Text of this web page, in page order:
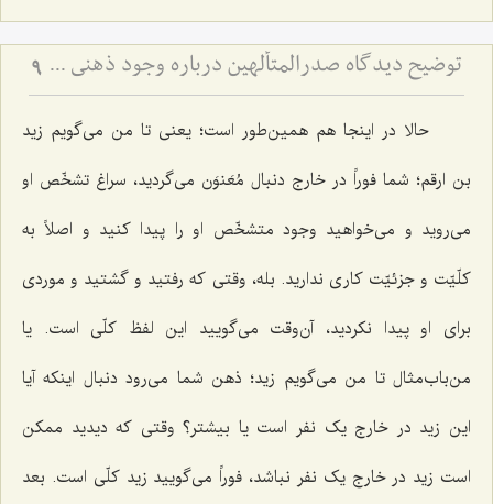
توضیح دیدگاه صدرالمتألهین درباره وجود ذهنی - نسبت حمل اولی ذاتی و حمل شایع در حل اشکال جزئی و کلی 9
حالا در اینجا هم همین‌طور است؛ یعنی تا من می‌گویم زید
بن ارقم؛ شما فوراً در خارج دنبال مُعَنوَن می‌گردید، سراغ تشخّص او
می‌روید و می‌خواهید وجود متشخّص او را پیدا کنید و اصلاً به
کلّیّت و جزئیّت کاری ندارید. بله، وقتی که رفتید و گشتید و موردی
برای او پیدا نکردید، آن‌وقت می‌گویید این لفظ کلّی است. یا
من‌باب‌مثال تا من می‌گویم زید؛ ذهن شما می‌رود دنبال اینکه آیا
این زید در خارج یک نفر است یا بیشتر؟ وقتی که دیدید ممکن
است زید در خارج یک نفر نباشد، فوراً می‌گویید زید کلّی است. بعد